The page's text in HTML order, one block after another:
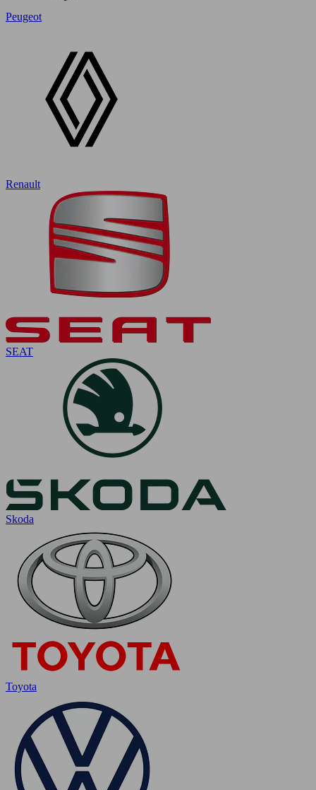
Peugeot
Renault
SEAT
Skoda
Toyota